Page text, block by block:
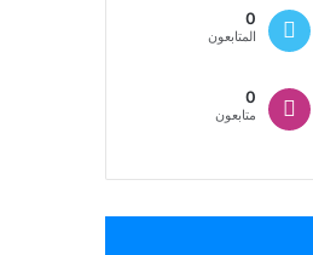
0
المتابعون
0
متابعون